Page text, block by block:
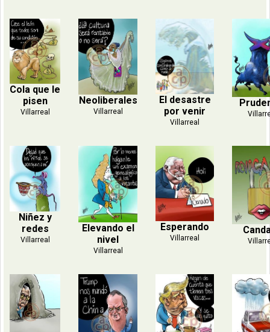
Cola que le
pisen
Villarreal
Neoliberales
Villarreal
El desastre
por venir
Villarreal
Niñez y
redes
Villarreal
Elevando el
nivel
Villarreal
Esperando
Villarreal